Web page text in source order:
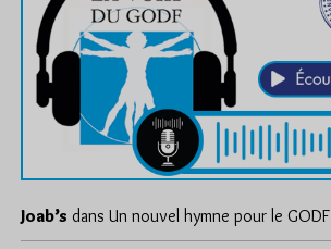
Joab’s dans Un nouvel hymne pour le GODF